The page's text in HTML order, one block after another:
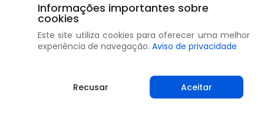
Informações importantes sobre
cookies
Este site utiliza cookies para oferecer uma melhor
experiência de navegação. Aviso de privacidade
Recusar Aceitar